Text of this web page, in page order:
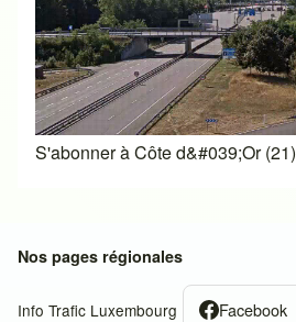
S'abonner à Côte d&#039;Or (21)
Nos pages régionales
Info Trafic Luxembourg Facebook